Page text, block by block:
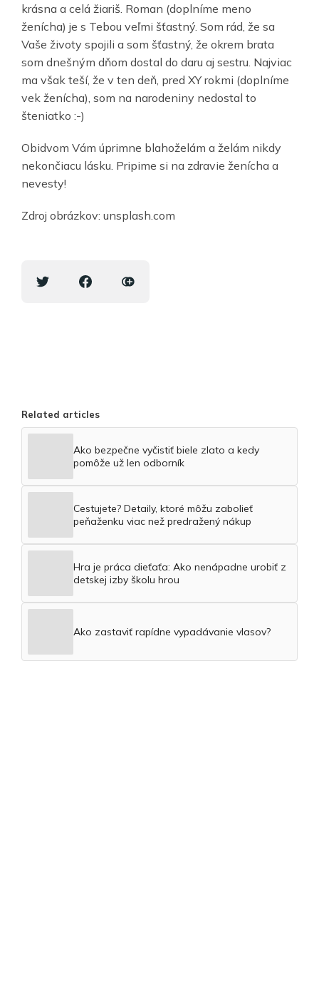
krásna a celá žiariš. Roman (doplníme meno
ženícha) je s Tebou veľmi šťastný. Som rád, že sa
Vaše životy spojili a som šťastný, že okrem brata
som dnešným dňom dostal do daru aj sestru. Najviac
ma však teší, že v ten deň, pred XY rokmi (doplníme
vek ženícha), som na narodeniny nedostal to
šteniatko :-)
Obidvom Vám úprimne blahoželám a želám nikdy
nekončiacu lásku. Pripime si na zdravie ženícha a
nevesty!
Zdroj obrázkov: unsplash.com
Related articles
Ako bezpečne vyčistiť biele zlato a kedy
pomôže už len odborník
Cestujete? Detaily, ktoré môžu zabolieť
peňaženku viac než predražený nákup
Hra je práca dieťaťa: Ako nenápadne urobiť z
detskej izby školu hrou
Ako zastaviť rapídne vypadávanie vlasov?